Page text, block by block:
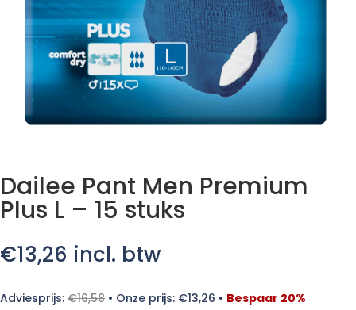
Dailee Pant Men Premium
Plus L – 15 stuks
€13,26 incl. btw
Adviesprijs: €16,58 • Onze prijs: €13,26 • Bespaar 20%